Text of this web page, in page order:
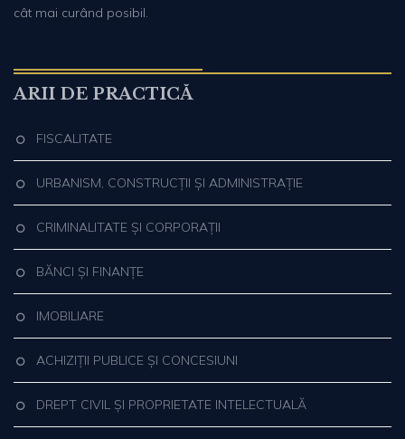
cât mai curând posibil.
ARII DE PRACTICĂ
FISCALITATE
URBANISM, CONSTRUCȚII ȘI ADMINISTRAȚIE
CRIMINALITATE ȘI CORPORAȚII
BĂNCI ȘI FINANȚE
IMOBILIARE
ACHIZIȚII PUBLICE ȘI CONCESIUNI
DREPT CIVIL ȘI PROPRIETATE INTELECTUALĂ